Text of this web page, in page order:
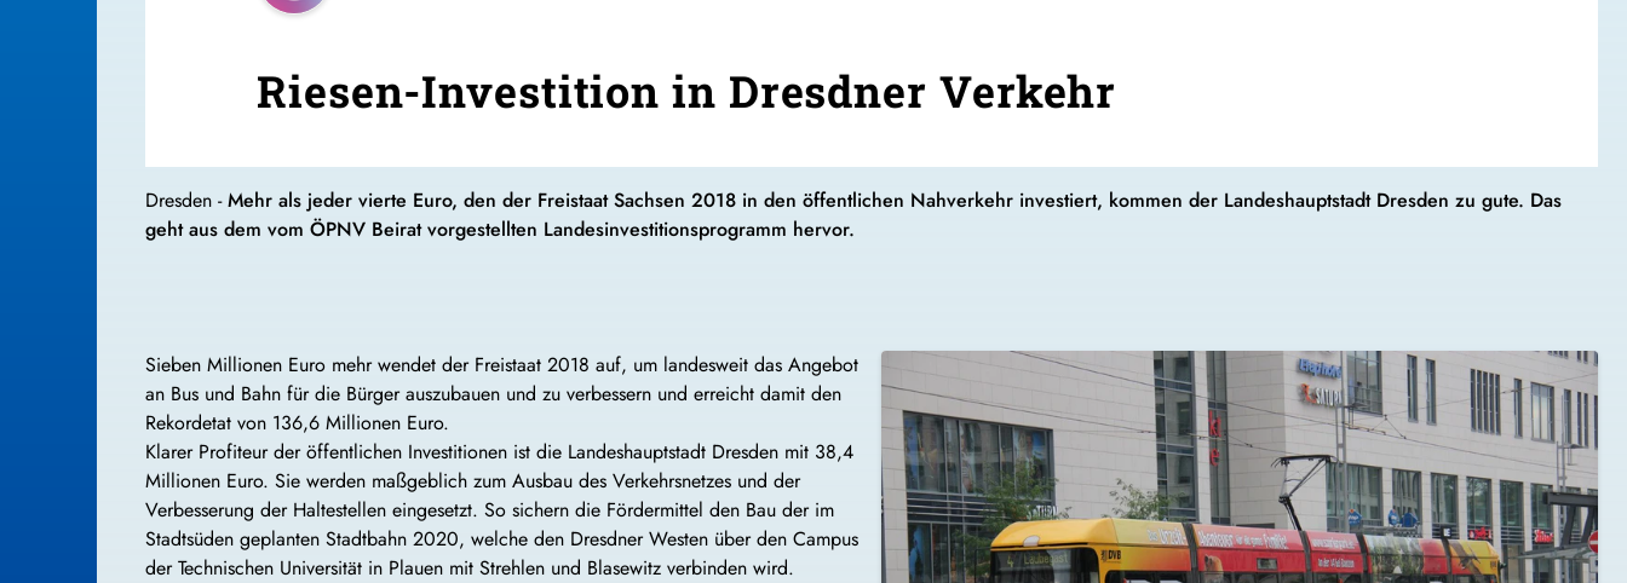
Riesen-Investition in Dresdner Verkehr
Dresden -Mehr als jeder vierte Euro, den der Freistaat Sachsen 2018 in den öffentlichen Nahverkehr investiert, kommen der Landeshauptstadt Dresden zu gute. Das
geht aus dem vom ÖPNV Beirat vorgestellten Landesinvestitionsprogramm hervor.
Sieben Millionen Euro mehr wendet der Freistaat 2018 auf, um landesweit das Angebot
an Bus und Bahn für die Bürger auszubauen und zu verbessern und erreicht damit den
Rekordetat von 136,6 Millionen Euro.
Klarer Profiteur der öffentlichen Investitionen ist die Landeshauptstadt Dresden mit 38,4
Millionen Euro. Sie werden maßgeblich zum Ausbau des Verkehrsnetzes und der
Verbesserung der Haltestellen eingesetzt. So sichern die Fördermittel den Bau der im
Stadtsüden geplanten Stadtbahn 2020, welche den Dresdner Westen über den Campus
der Technischen Universität in Plauen mit Strehlen und Blasewitz verbinden wird.